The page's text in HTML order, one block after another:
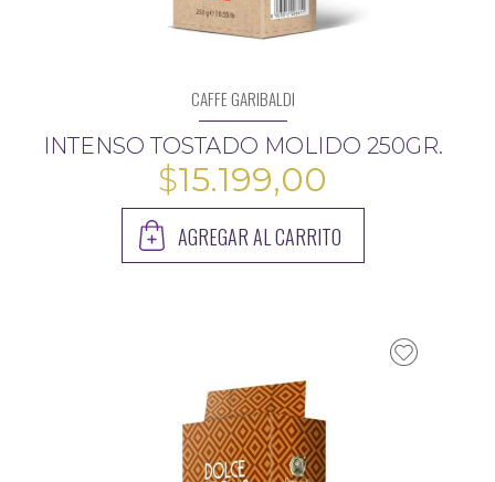
CAFFE GARIBALDI
INTENSO TOSTADO MOLIDO 250GR.
$15.199,00
AGREGAR AL CARRITO